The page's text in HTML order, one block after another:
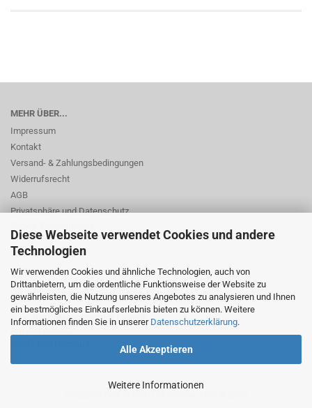
Diese Webseite verwendet Cookies und andere
Technologien
Wir verwenden Cookies und ähnliche Technologien, auch von
Drittanbietern, um die ordentliche Funktionsweise der Website zu
gewährleisten, die Nutzung unseres Angebotes zu analysieren und Ihnen
ein bestmögliches Einkaufserlebnis bieten zu können. Weitere
Informationen finden Sie in unserer Datenschutzerklärung.
Alle Akzeptieren
Weitere Informationen
MEHR ÜBER...
Impressum
Kontakt
Versand- & Zahlungsbedingungen
Widerrufsrecht
AGB
Privatsphäre und Datenschutz
© Dr. Beer Management & Logistik